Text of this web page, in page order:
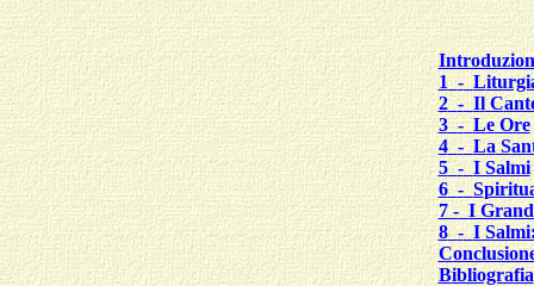
1 - Liturgi
2 - IlC
3 - LeOre
4 - La S
5 - I Salmi
6 - S
7 - I
8 - I
C
Bibliografia